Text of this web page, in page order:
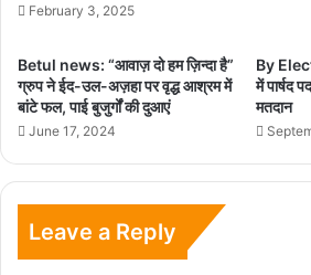
February 3, 2025
Betul news: “आवाज़ दो हम ज़िन्दा है”
ग्रुप ने ईद-उल-अज़हा पर वृद्ध आश्रम में
बांटे फल, पाई बुजुर्गों की दुआएं
June 17, 2024
By
में पार्षद
मतदान
Leave a Reply